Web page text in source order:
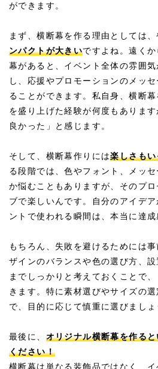
ができます。
まず、横断幕を作る理由としては
ンパクトが大きいですよね。遠く
幕があると、イベント全体の雰囲
し、応援やプロモーションのメッ
ることができます。私自身、横断
を盛り上げた経験が何度もありま
良かった」と感じます。
そして、横断幕作りには楽しさも
る段階では、色やフォント、メッ
か悩むこともありますが、そのプ
ブで楽しいんです。自分のアイデ
ントで使われる瞬間は、本当に達成
もちろん、失敗を避けるためには
ザインのバランスや色の選び方、
までしっかりと考えておくことで
きます。特に素材選びやサイズの選
で、目的に応じて慎重に選びましょ
最後に、 オリジナル横断幕を作ると
ください！
横断幕は単なる装飾品ではなく、